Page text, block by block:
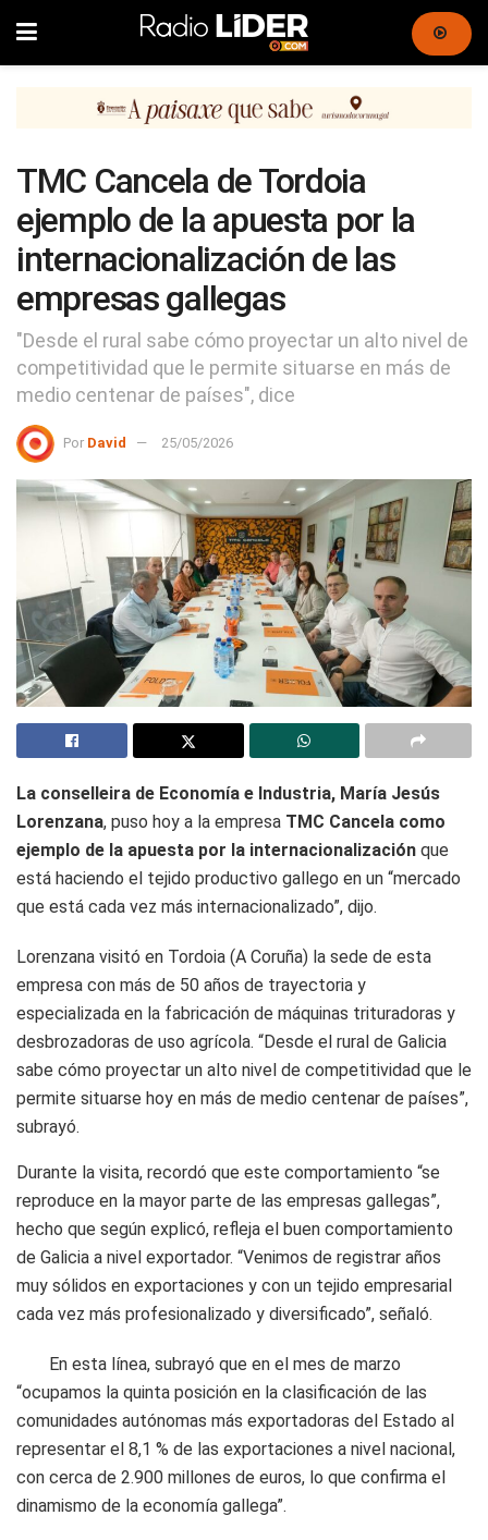
TMC Cancela de Tordoia
ejemplo de la apuesta por la
internacionalización de las
empresas gallegas
"Desde el rural sabe cómo proyectar un alto nivel de
competitividad que le permite situarse en más de
medio centenar de países", dice
Por David 25/05/2026
La conselleira de Economía e Industria, María Jesús
Lorenzana, puso hoy a la empresa TMC Cancela como
ejemplo de la apuesta por la internacionalización que
está haciendo el tejido productivo gallego en un “mercado
que está cada vez más internacionalizado”, dijo.
Lorenzana visitó en Tordoia (A Coruña) la sede de esta
empresa con más de 50 años de trayectoria y
especializada en la fabricación de máquinas trituradoras y
desbrozadoras de uso agrícola. “Desde el rural de Galicia
sabe cómo proyectar un alto nivel de competitividad que le
permite situarse hoy en más de medio centenar de países”,
subrayó.
Durante la visita, recordó que este comportamiento “se
reproduce en la mayor parte de las empresas gallegas”,
hecho que según explicó, refleja el buen comportamiento
de Galicia a nivel exportador. “Venimos de registrar años
muy sólidos en exportaciones y con un tejido empresarial
cada vez más profesionalizado y diversificado”, señaló.
En esta línea, subrayó que en el mes de marzo
“ocupamos la quinta posición en la clasificación de las
comunidades autónomas más exportadoras del Estado al
representar el 8,1 % de las exportaciones a nivel nacional,
con cerca de 2.900 millones de euros, lo que confirma el
dinamismo de la economía gallega”.